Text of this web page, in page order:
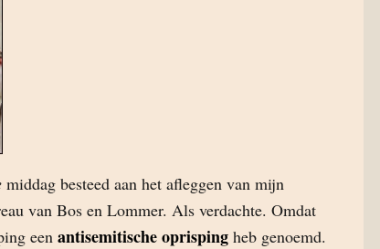
middag besteed aan het afleggen van mijn
van Bos en Lommer. Als verdachte. Omdat
een antisemitische oprisping heb genoemd.